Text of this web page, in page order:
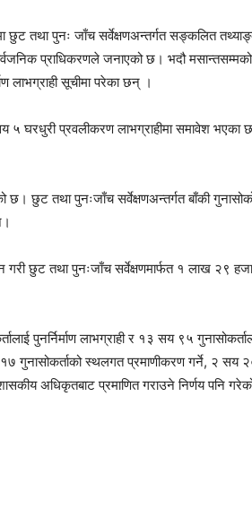
छुट तथा पुनः जाँच सर्वेक्षणअन्तर्गत सङ्कलित
प्राधिकरणले जनाएको छ। भदौ मसान्तसम्मको
लाभग्राही सूचीमा परेका छन् ।
५ घरधुरी प्रवलीकरण लाभग्राहीमा समावेश
छ। छुट तथा पुनःजाँच सर्वेक्षणअन्तर्गत बाँकी
गरी छुट तथा पुनःजाँच सर्वेक्षणमार्फत १ लाख २९
पुनर्निर्माण लाभग्राही र १३ सय ९५
गुनासोकर्ताको स्थलगत प्रमाणीकरण गर्ने, २ सय
अधिकृतबाट प्रमाणित गराउने निर्णय पनि